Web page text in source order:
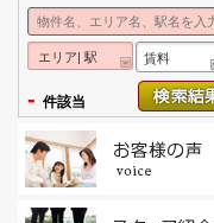
エリア| 駅 賃料
- 件該当